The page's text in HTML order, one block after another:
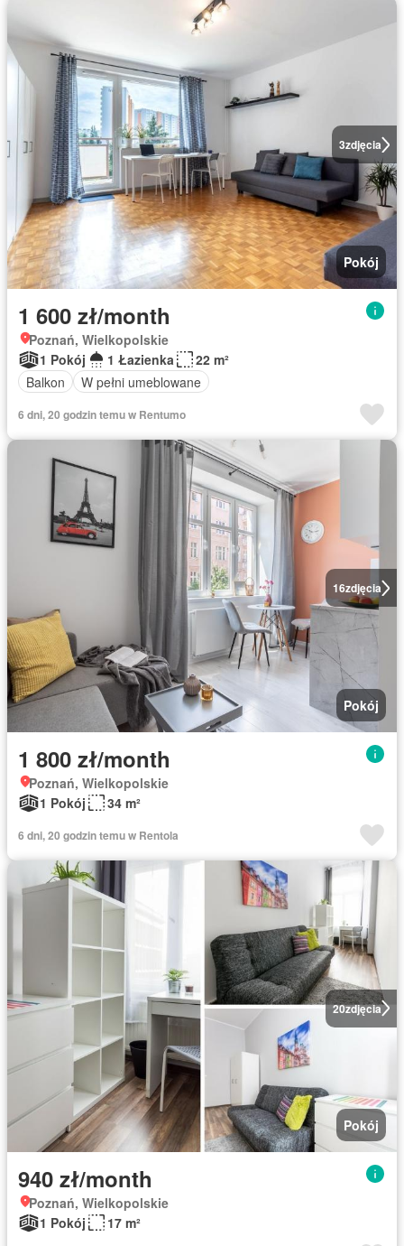
3zdjęcia
Pokój
1 600 zł/month
Poznań, Wielkopolskie
1 Pokój
1 Łazienka
22 m²
Balkon
W pełni umeblowane
6 dni, 20 godzin temu w Rentumo
16zdjęcia
Pokój
1 800 zł/month
Poznań, Wielkopolskie
1 Pokój
34 m²
6 dni, 20 godzin temu w Rentola
20zdjęcia
Pokój
940 zł/month
Poznań, Wielkopolskie
1 Pokój
17 m²